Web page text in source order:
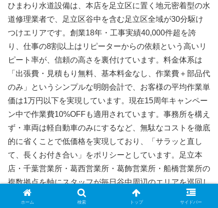
ひまわり水道設備は、本店を足立区に置く地元密着型の水
道修理業者で、足立区谷中を含む足立区全域が30分駆け
つけエリアです。創業18年・工事実績40,000件超を誇
り、仕事の8割以上はリピーターからの依頼という高いリ
ピート率が、信頼の高さを裏付けています。料金体系は
「出張費・見積もり無料、基本料金なし、作業費＋部品代
のみ」というシンプルな明朗会計で、お客様の平均作業単
価は1万円以下を実現しています。現在15周年キャンペー
ン中で作業費10%OFFも適用されています。事務所を構え
ず・車両は軽自動車のみにするなど、無駄なコストを徹底
的に省くことで低価格を実現しており、「サラッと直し
て、長くお付き合い」をポリシーとしています。足立本
店・千葉営業所・葛西営業所・葛飾営業所・船橋営業所の
複数拠点を軸にスタッフが毎日谷中周辺のエリアを巡回し
ており、緊急時にも素早く対応できます。
ホーム 検索 トップ サイドバー